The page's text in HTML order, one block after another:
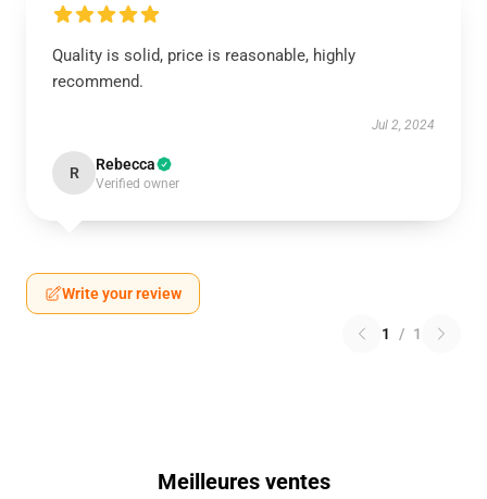
Quality is solid, price is reasonable, highly
recommend.
Jul 2, 2024
R Rebecca
Verified owner
Write your review
1 / 1
Meilleures ventes